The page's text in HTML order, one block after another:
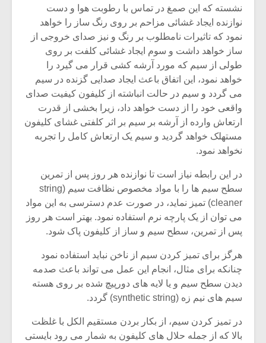
نشسته که این صمغ در تماس با رطوبت هوا و دست
نوازنده ایجاد غشائی مزاحم بر روی رنگ ساز را خواهد
نمود که تاثیرات نامطلوب بر رنگ و نیز صدای خروجی از
ساز خواهد داشت و سوم ایجاد غشائی کلفت بر روی
طولی از سیم که مورد آرشه کشی قرار می گیرد را
خواهد نمود، این اتفاق باعث ایجاد صدایی گزنده در سیم
می گردد و سیم در حالت انباشته از کلیفون کیفیت صدای
واقعی خود را از دست خواهد داد، زیرا بخشی از قدرت
ارتعاش وارده از آرشه بر سیم بر اثر کلفتی غشای کلیفون
مستهلک خواهد گردید و سیم یک ارتعاش کامل را تجربه
نخواهد نمود.
در این رابطه نیاز است تا نوازنده هر روز پس از تمرین
سطح سیم ها را با مواد مخصوص نظافت سیم (string
cleaner) تمیز نماید، در صورت عدم دسترسی به این مواد
می توان از یک پارچه نرم استفاده نمود. بهتر است هر روز
پس از تمرین، سطح سیم و ساز از کلیفون پاک شود.
هرگز برای تمیز کردن سیم از ناخن نباید استفاده نمود
چنانکه برای مثال، انجام این عمل می تواند باعث صدمه
دیدن سطح سیم و یا لایه های دورپیچ شده بر روی هسته
سیم های نیم زه (synthetic string) گردد.
در تمیز کردن سیم، از بکار بردن مستقیم الکل با غلظت
بالا که از جمله حلال های کلیفون به شمار می رود بایستی